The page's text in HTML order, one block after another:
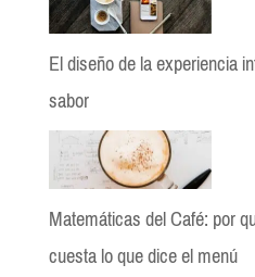
El diseño de la experiencia
sabor
Matemáticas del Café: por
cuesta lo que dice el menú